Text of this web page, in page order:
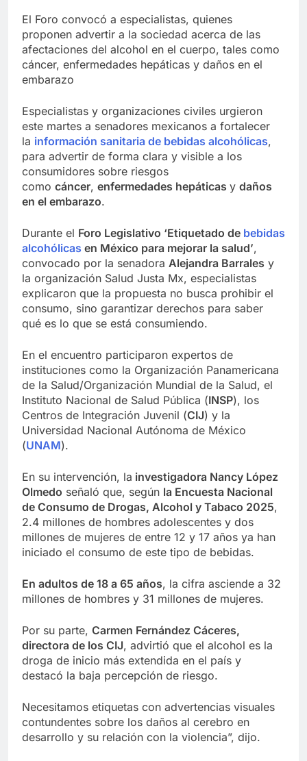
El Foro convocó a especialistas, quienes
proponen advertir a la sociedad acerca de las
afectaciones del alcohol en el cuerpo, tales como
cáncer, enfermedades hepáticas y daños en el
embarazo
Especialistas y organizaciones civiles urgieron
este martes a senadores mexicanos a fortalecer
la información sanitaria de bebidas alcohólicas,
para advertir de forma clara y visible a los
consumidores sobre riesgos
como cáncer, enfermedades hepáticas y daños
en el embarazo.
Durante el Foro Legislativo ‘Etiquetado de bebidas
alcohólicas en México para mejorar la salud’,
convocado por la senadora Alejandra Barrales y
la organización Salud Justa Mx, especialistas
explicaron que la propuesta no busca prohibir el
consumo, sino garantizar derechos para saber
qué es lo que se está consumiendo.
En el encuentro participaron expertos de
instituciones como la Organización Panamericana
de la Salud/Organización Mundial de la Salud, el
Instituto Nacional de Salud Pública (INSP), los
Centros de Integración Juvenil (CIJ) y la
Universidad Nacional Autónoma de México
(UNAM).
En su intervención, la investigadora Nancy López
Olmedo señaló que, según la Encuesta Nacional
de Consumo de Drogas, Alcohol y Tabaco 2025,
2.4 millones de hombres adolescentes y dos
millones de mujeres de entre 12 y 17 años ya han
iniciado el consumo de este tipo de bebidas.
En adultos de 18 a 65 años, la cifra asciende a 32
millones de hombres y 31 millones de mujeres.
Por su parte, Carmen Fernández Cáceres,
directora de los CIJ, advirtió que el alcohol es la
droga de inicio más extendida en el país y
destacó la baja percepción de riesgo.
Necesitamos etiquetas con advertencias visuales
contundentes sobre los daños al cerebro en
desarrollo y su relación con la violencia”, dijo.